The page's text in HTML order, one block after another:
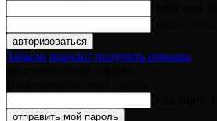
Забыли пароль? получить помощь